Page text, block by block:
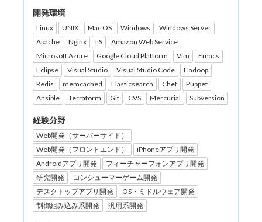
開発環境
Linux UNIX Mac OS Windows
Windows Server
Apache
Nginx IIS
Amazon Web Service
Microsoft Azure
Google Cloud Platform Vim
Emacs
Eclipse
Visual Studio Visual Studio Code
Hadoop
Redis
memcached Elasticsearch Chef
Puppet
Ansible
Terraform Git CVS Mercurial Subversion
経験分野
Web開発（サーバーサイド）
Web開発（フロントエンド）
iPhoneアプリ開発
Androidアプリ開発
フィーチャーフォンアプリ開発
研究開発
コンシューマーゲーム開発
デスクトップアプリ開発
OS・ミドルウェア開発
制御組み込み系開発
汎用系開発